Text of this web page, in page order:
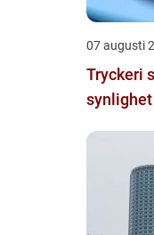
07 augusti
Tryckeri